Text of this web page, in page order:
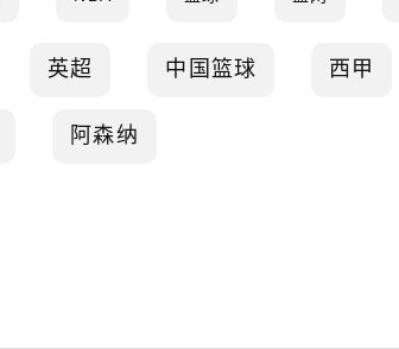
英超 中国篮球 西甲
阿森纳